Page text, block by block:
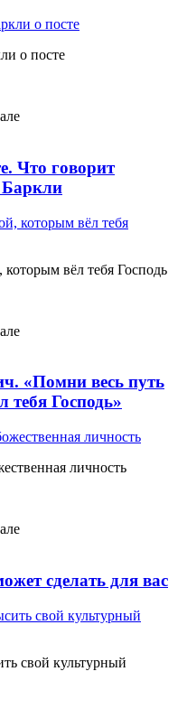
о посте
Что говорит
Баркли
вёл тебя Господь
«Помни весь путь
тебя Господь»
личность
сделать для вас
свой культурный